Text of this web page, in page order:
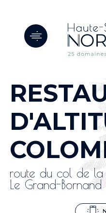
route du col de
Le Grand-Bornand